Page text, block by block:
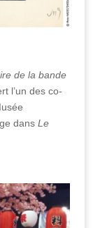
de la bande
l’un des co-
dans Le